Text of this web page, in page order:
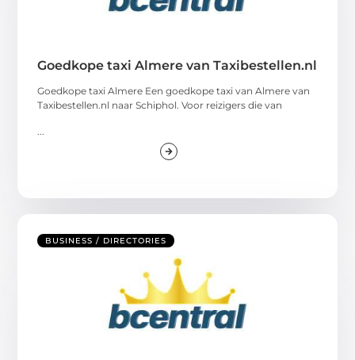
Goedkope taxi Almere van Taxibestellen.nl
Goedkope taxi Almere Een goedkope taxi van Almere van
Taxibestellen.nl naar Schiphol. Voor reizigers die van
BUSINESS / DIRECTORIES